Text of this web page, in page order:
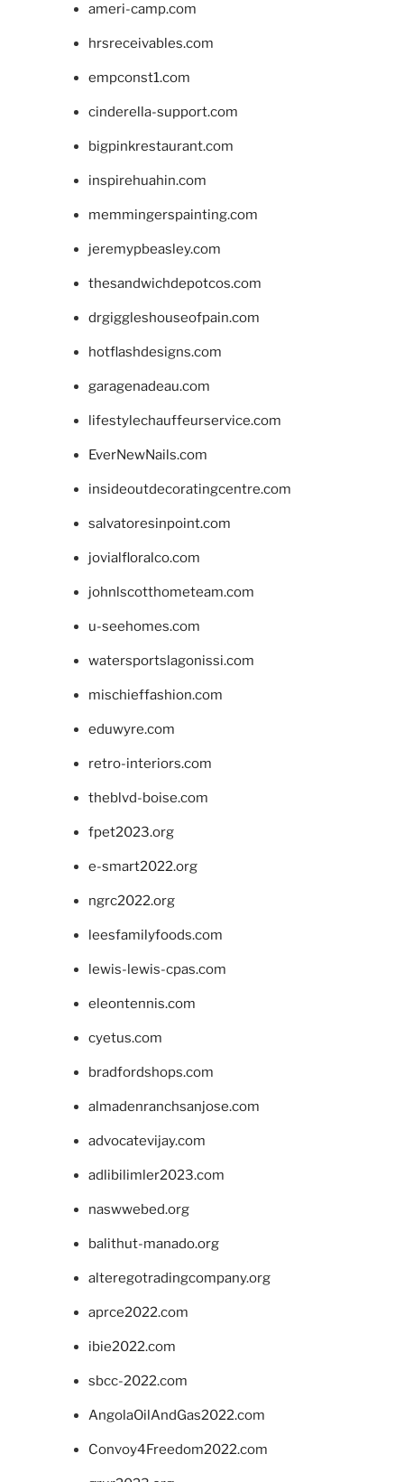
ameri-camp.com
hrsreceivables.com
empconst1.com
cinderella-support.com
bigpinkrestaurant.com
inspirehuahin.com
memmingerspainting.com
jeremypbeasley.com
thesandwichdepotcos.com
drgiggleshouseofpain.com
hotflashdesigns.com
garagenadeau.com
lifestylechauffeurservice.com
EverNewNails.com
insideoutdecoratingcentre.com
salvatoresinpoint.com
jovialfloralco.com
johnlscotthometeam.com
u-seehomes.com
watersportslagonissi.com
mischieffashion.com
eduwyre.com
retro-interiors.com
theblvd-boise.com
fpet2023.org
e-smart2022.org
ngrc2022.org
leesfamilyfoods.com
lewis-lewis-cpas.com
eleontennis.com
cyetus.com
bradfordshops.com
almadenranchsanjose.com
advocatevijay.com
adlibilimler2023.com
naswwebed.org
balithut-manado.org
alteregotradingcompany.org
aprce2022.com
ibie2022.com
sbcc-2022.com
AngolaOilAndGas2022.com
Convoy4Freedom2022.com